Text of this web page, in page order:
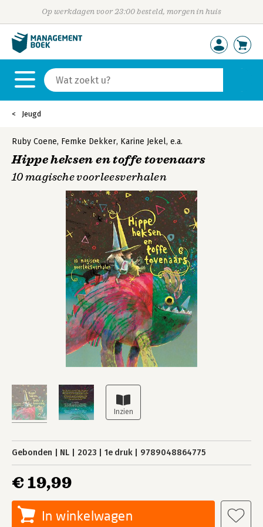
Op werkdagen voor 23:00 besteld, morgen in huis
Jeugd
Ruby Coene, Femke Dekker, Karine Jekel, e.a.
Hippe heksen en toffe tovenaars
10 magische voorleesverhalen
Gebonden NL 2023 1e druk 9789048864775
€ 19,99
In winkelwagen